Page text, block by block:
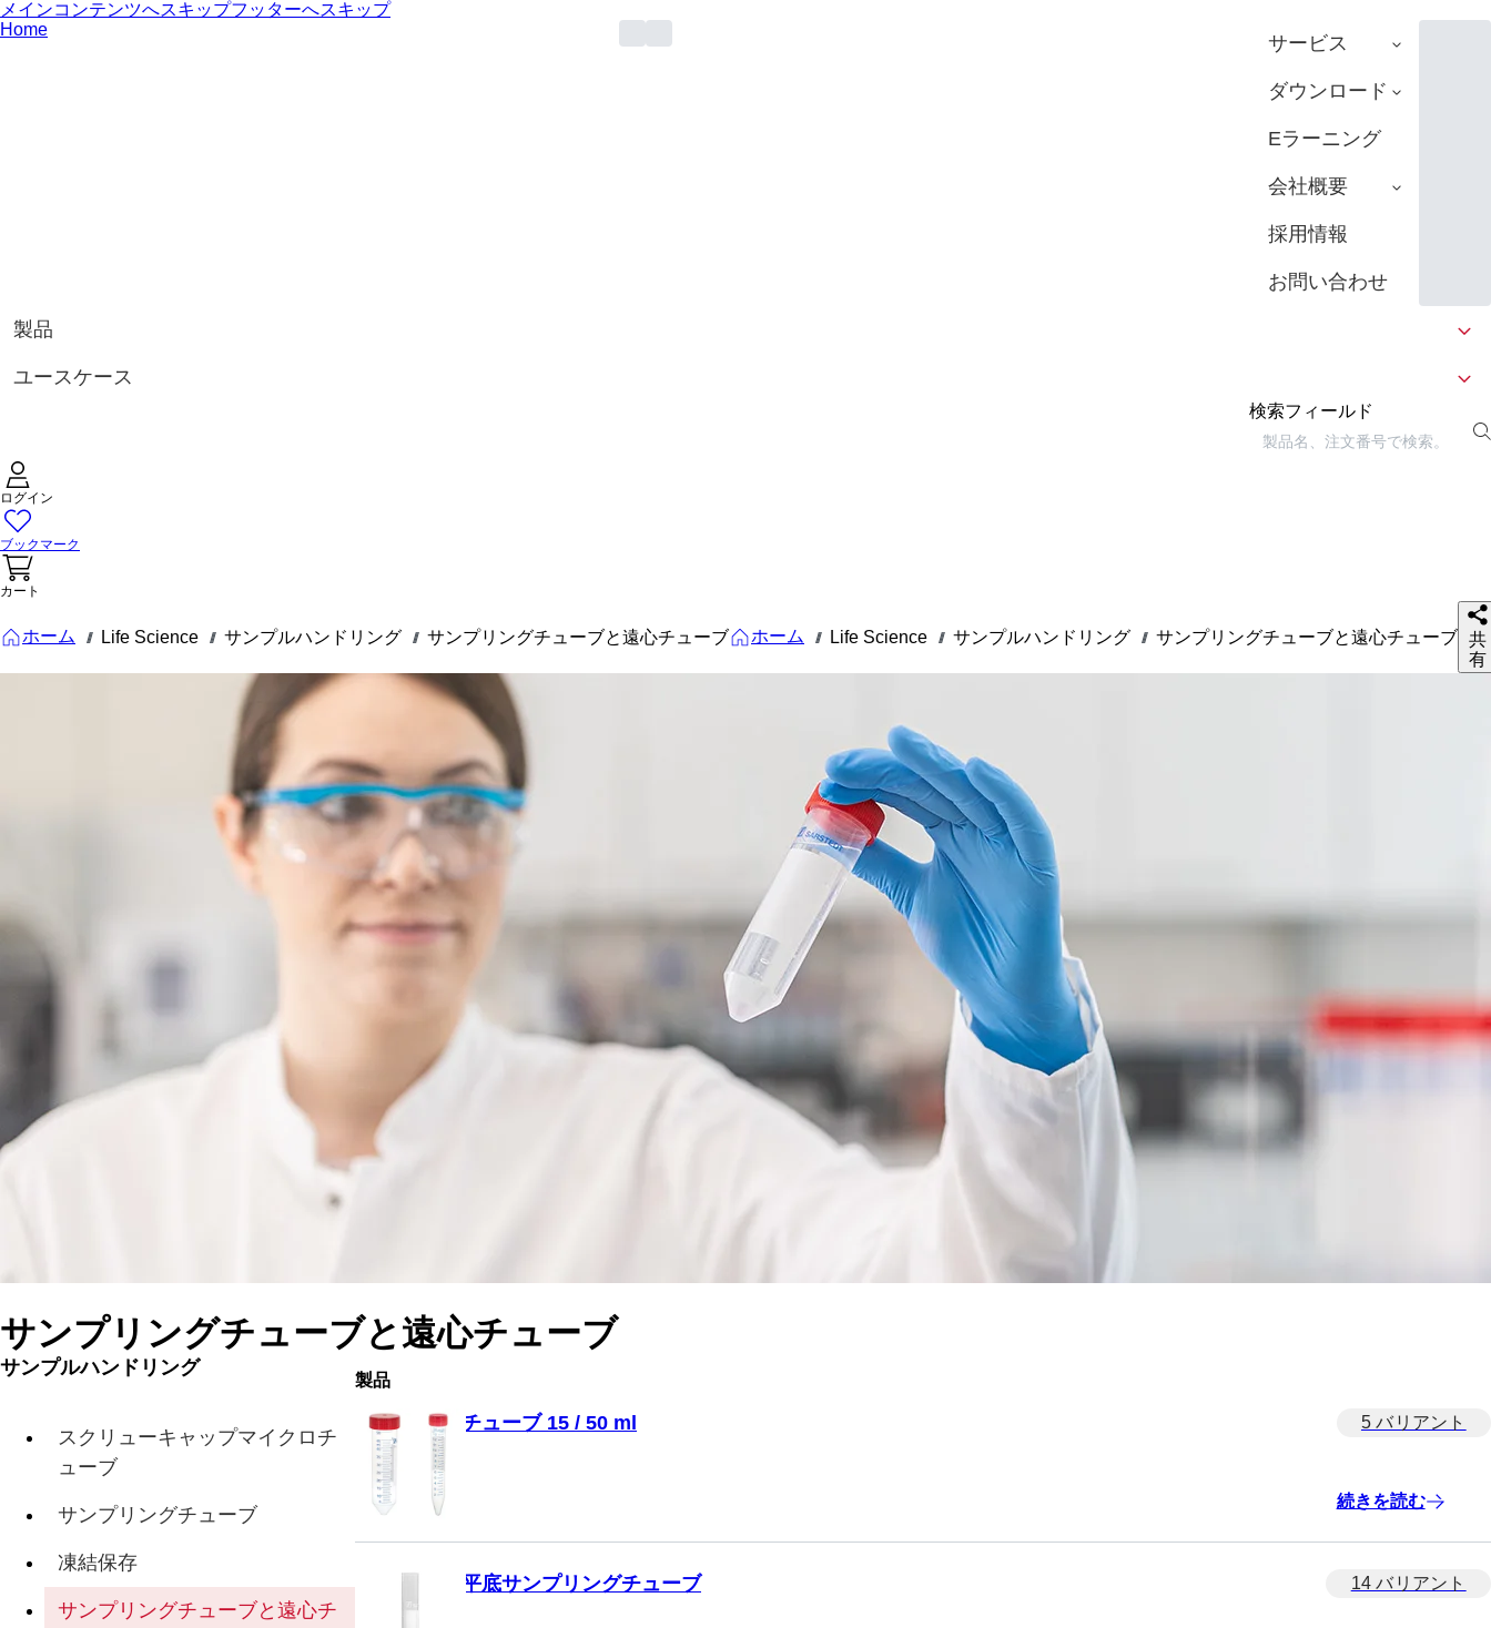
メインコンテンツへスキップフッターへスキップ
Home
サービス
ダウンロード
Eラーニング
会社概要
採用情報
お問い合わせ
製品
ユースケース
検索フィールド
ログイン
ブックマーク
カート
ホーム /// Life Science /// サンプルハンドリング /// サンプリングチューブと遠心チューブ ホーム /// Life Science /// サンプルハンドリング /// サンプリングチューブと遠心チューブ 共
有
サンプリングチューブと遠心チューブ
サンプルハンドリング
スクリューキャップマイクロチ
ューブ
サンプリングチューブ
凍結保存
サンプリングチューブと遠心チ
製品
チューブ 15 / 50 ml 5 バリアント
続きを読む
平底サンプリングチューブ 14 バリアント